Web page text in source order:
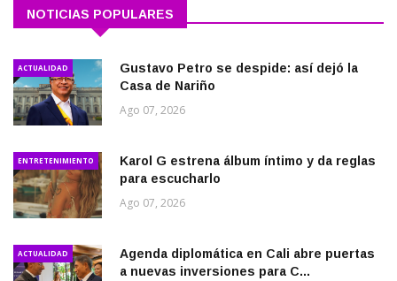
NOTICIAS POPULARES
ACTUALIDAD
Gustavo Petro se despide: así dejó la
Casa de Nariño
Ago 07, 2026
ENTRETENIMIENTO
Karol G estrena álbum íntimo y da reglas
para escucharlo
Ago 07, 2026
ACTUALIDAD
Agenda diplomática en Cali abre puertas
a nuevas inversiones para C...